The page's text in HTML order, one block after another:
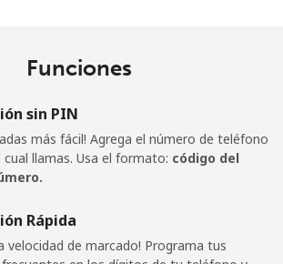
Funciones
sin PIN
más fácil! Agrega el número de teléfono
cual llamas. Usa el formato: código del
Rápida
velocidad de marcado! Programa tus